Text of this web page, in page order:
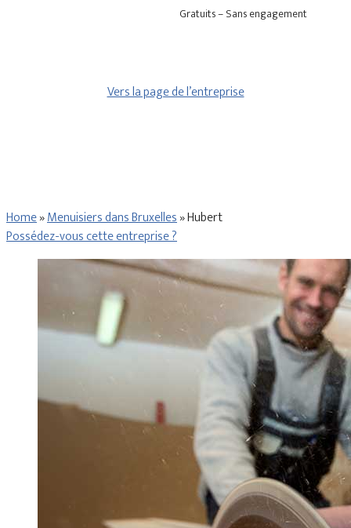
Gratuits – Sans engagement
Vers la page de l’entreprise
Home»Menuisiers dans Bruxelles»Hubert
Possédez-vous cette entreprise ?